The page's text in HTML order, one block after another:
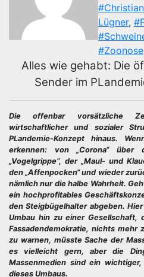
Lügner,
#Zoonose
Alles wie gehabt: Die
Sender im
Die offenbar vorsätzliche
wirtschaftlicher und sozialer
PLandemie-Konzept hinaus.
erkennen: von „Corona“ über
„Vogelgrippe“, der „Maul- und
den „Affenpocken“ und wieder
nämlich nur die halbe Wahrheit.
ein hochprofitables
den Steigbügelhalter abgeben.
Umbau hin zu einer Gesellschaft,
Fassadendemokratie, nichts mehr
zu warnen, müsste Sache der
es vielleicht gern, aber die
Massenmedien sind ein
dieses Umbaus.